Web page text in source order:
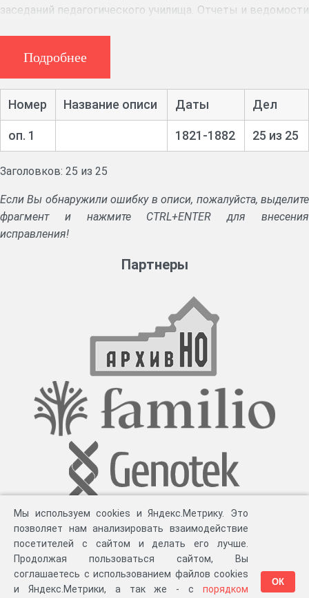
заседаний педагогического училища. Отчеты и ведомости
формулярные списки чиновников и преподавателей.
Подробнее
Номер Название описи Даты Дел
оп. 1 1821-1882 25 из 25
Заголовков: 25 из 25
Если Вы обнаружили ошибку в описи, пожалуйста, выделите
фрагмент и нажмите CTRL+ENTER для внесения
исправления!
Партнеры
Мы используем cookies и Яндекс.Метрику. Это
позволяет нам анализировать взаимодействие
посетителей с сайтом и делать его лучше.
Продолжая пользоваться сайтом, Вы
соглашаетесь с использованием файлов cookies
и Яндекс.Метрики, а так же - с порядком
ОК